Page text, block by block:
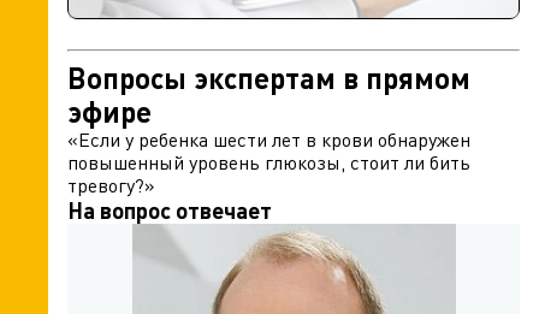
Вопросы экспертам в прямом
эфире
«Если у ребенка шести лет в крови обнаружен
повышенный уровень глюкозы, стоит ли бить
тревогу?»
На вопрос отвечает